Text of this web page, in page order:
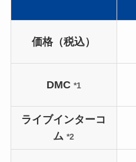
価格（税込）
DMC *1
ライブインターコ
ム*2